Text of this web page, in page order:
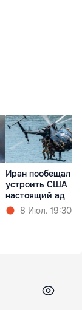
Иран пообещал
устроить США
настоящий ад
8 Июл. 19:30